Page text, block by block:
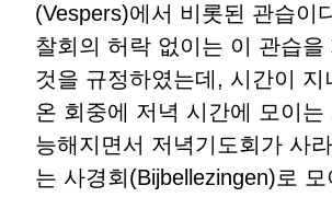
(Vespers)에서 비롯된 관습이
찰회의 허락 없이는 이 관습을
것을 규정하였는데, 시간이 지
온 회중에 저녁 시간에 모이는
능해지면서 저녁기도회가 사
는 사경회(Bijbellezingen)로 모